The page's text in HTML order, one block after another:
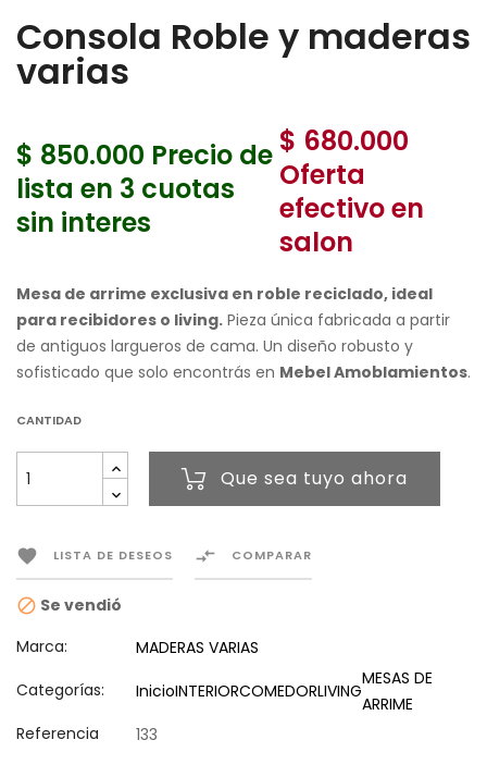
Consola Roble y maderas
varias
$ 850.000 Precio de
lista en 3 cuotas
sin interes
$ 680.000
Oferta
efectivo en
salon
Mesa de arrime exclusiva en roble reciclado, ideal
para recibidores o living. Pieza única fabricada a partir
de antiguos largueros de cama. Un diseño robusto y
sofisticado que solo encontrás en Mebel Amoblamientos.
CANTIDAD
Que sea tuyo ahora
 LISTA DE DESEOS  COMPARAR
 Se vendió
Marca:
MADERAS VARIAS
Categorías:
InicioINTERIORCOMEDORLIVING
MESAS DE
ARRIME
Referencia
133